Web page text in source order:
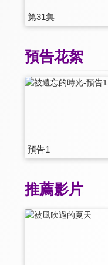
第31集
預告花絮
預告1
推薦影片